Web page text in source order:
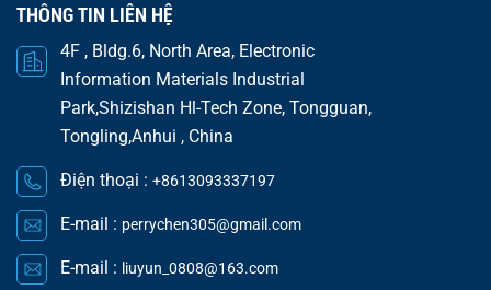
THÔNG TIN LIÊN HỆ
4F , Bldg.6, North Area, Electronic
Information Materials Industrial
Park,Shizishan Hl-Tech Zone, Tongguan,
Tongling,Anhui , China
Điện thoại : +8613093337197
E-mail : perrychen305@gmail.com
E-mail : liuyun_0808@163.com